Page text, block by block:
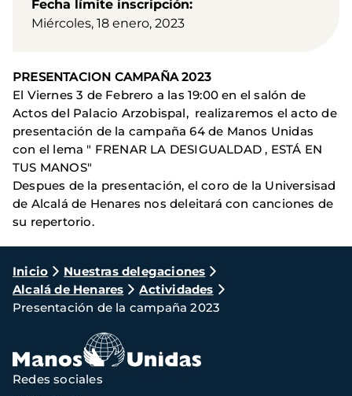
Fecha límite inscripción
Miércoles, 18 enero, 2023
PRESENTACION CAMPAÑA 2023
El Viernes 3 de Febrero a las 19:00 en el salón de
Actos del Palacio Arzobispal, realizaremos el acto de
presentación de la campaña 64 de Manos Unidas
con el lema " FRENAR LA DESIGUALDAD , ESTÁ EN
TUS MANOS"
Despues de la presentación, el coro de la Universisad
de Alcalá de Henares nos deleitará con canciones de
su repertorio.
Ruta
de
navegación
Inicio
Nuestras delegaciones
Alcalá de Henares
Actividades
Presentación de la campaña 2023
Redes sociales